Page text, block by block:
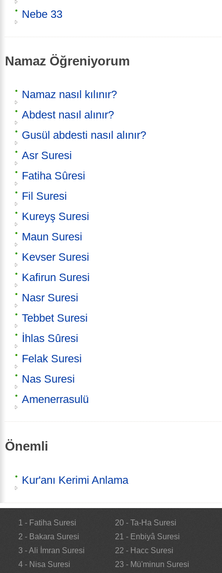
Nebe 33
Namaz Öğreniyorum
Namaz nasıl kılınır?
Abdest nasıl alınır?
Gusül abdesti nasıl alınır?
Asr Suresi
Fatiha Sûresi
Fil Suresi
Kureyş Suresi
Maun Suresi
Kevser Suresi
Kafirun Suresi
Nasr Suresi
Tebbet Suresi
İhlas Sûresi
Felak Suresi
Nas Suresi
Amenerrasulü
Önemli
Kur'anı Kerimi Anlama
1 - Fatiha Suresi
2 - Bakara Suresi
3 - Ali İmran Suresi
4 - Nisa Suresi
20 - Ta-Ha Suresi
21 - Enbiyâ Suresi
22 - Hacc Suresi
23 - Mü'minun Suresi